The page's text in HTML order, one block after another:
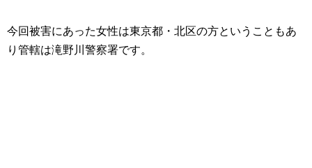
今回被害にあった女性は東京都・北区の方ということもあ
り管轄は滝野川警察署です。